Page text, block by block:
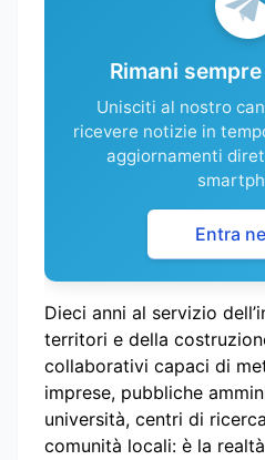
Rimani
Unisciti al nostro
ricevere notizie in
aggiornamenti
Entra
Dieci anni al servizio
territori e della
collaborativi capaci di
imprese, pubbliche
università, centri di
comunità locali: è la